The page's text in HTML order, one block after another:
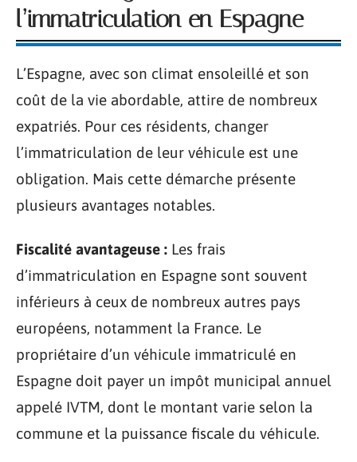
l’immatriculation en Espagne
L’Espagne, avec son climat ensoleillé et son
coût de la vie abordable, attire de nombreux
expatriés. Pour ces résidents, changer
l’immatriculation de leur véhicule est une
obligation. Mais cette démarche présente
plusieurs avantages notables.
Fiscalité avantageuse : Les frais
d’immatriculation en Espagne sont souvent
inférieurs à ceux de nombreux autres pays
européens, notamment la France. Le
propriétaire d’un véhicule immatriculé en
Espagne doit payer un impôt municipal annuel
appelé IVTM, dont le montant varie selon la
commune et la puissance fiscale du véhicule.